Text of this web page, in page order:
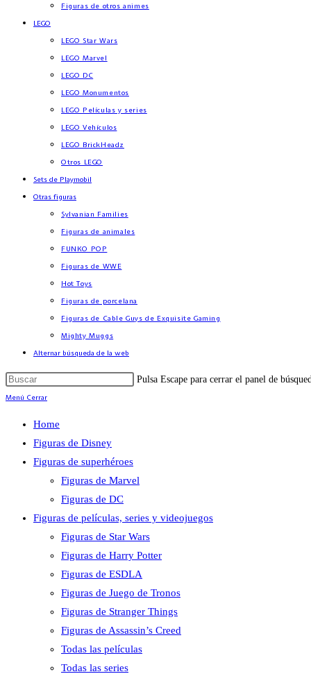
Figuras de otros animes
LEGO
LEGO Star Wars
LEGO Marvel
LEGO DC
LEGO Monumentos
LEGO Películas y series
LEGO Vehículos
LEGO BrickHeadz
Otros LEGO
Sets de Playmobil
Otras figuras
Sylvanian Families
Figuras de animales
FUNKO POP
Figuras de WWE
Hot Toys
Figuras de porcelana
Figuras de Cable Guys de Exquisite Gaming
Mighty Muggs
Alternar búsqueda de la web
Pulsa Escape para cerrar el panel de
Menú Cerrar
Home
Figuras de Disney
Figuras de superhéroes
Figuras de Marvel
Figuras de DC
Figuras de películas, series y videojuegos
Figuras de Star Wars
Figuras de Harry Potter
Figuras de ESDLA
Figuras de Juego de Tronos
Figuras de Stranger Things
Figuras de Assassin’s Creed
Todas las películas
Todas las series